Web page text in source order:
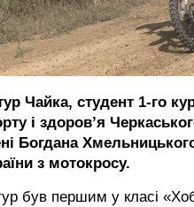
Чайка, студент 1-го
і здоров’я
Богдана
з мотокросу.
був першим у класі